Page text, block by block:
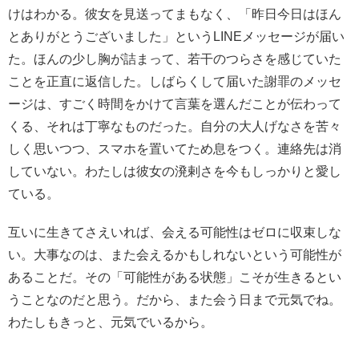
けはわかる。彼女を見送ってまもなく、「昨日今日はほん
とありがとうございました」というLINEメッセージが届い
た。ほんの少し胸が詰まって、若干のつらさを感じていた
ことを正直に返信した。しばらくして届いた謝罪のメッセ
ージは、すごく時間をかけて言葉を選んだことが伝わって
くる、それは丁寧なものだった。自分の大人げなさを苦々
しく思いつつ、スマホを置いてため息をつく。連絡先は消
していない。わたしは彼女の溌剌さを今もしっかりと愛し
ている。
互いに生きてさえいれば、会える可能性はゼロに収束しな
い。大事なのは、また会えるかもしれないという可能性が
あることだ。その「可能性がある状態」こそが生きるとい
うことなのだと思う。だから、また会う日まで元気でね。
わたしもきっと、元気でいるから。